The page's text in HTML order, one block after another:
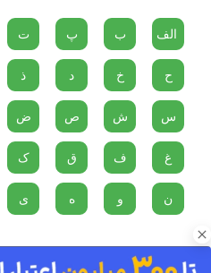
الف ب پ ت
ح خ د ذ
س ش ص ض
غ ف ق ک
ن و ه ی
دو پناهگاه در مقابل مصیبت های